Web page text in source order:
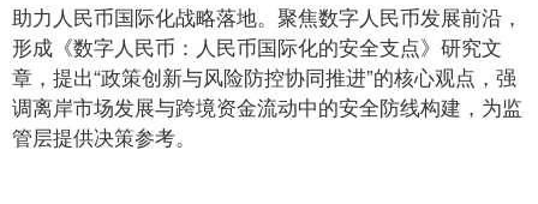
助力人民币国际化战略落地。聚焦数字人民币发展前沿，
形成《数字人民币：人民币国际化的安全支点》研究文
章，提出“政策创新与风险防控协同推进”的核心观点，强
调离岸市场发展与跨境资金流动中的安全防线构建，为监
管层提供决策参考。